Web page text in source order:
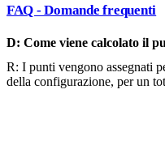
FAQ - Domande frequenti
D: Come viene calcolato il
R: I punti vengono assegnati
della configurazione, per un